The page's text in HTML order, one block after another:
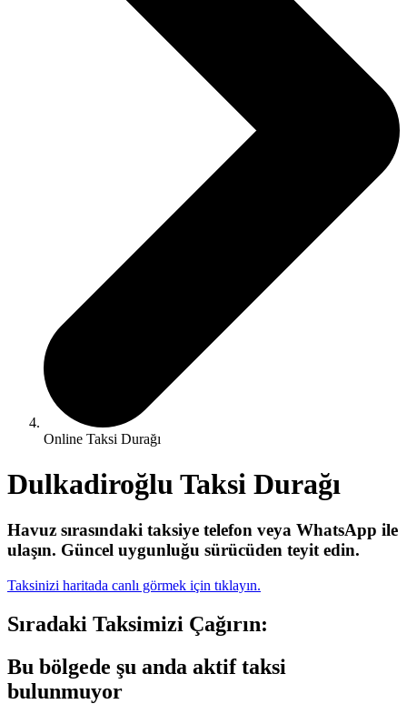
Online Taksi Durağı
Dulkadiroğlu Taksi Durağı
Havuz sırasındaki taksiye telefon veya WhatsApp ile
ulaşın. Güncel uygunluğu sürücüden teyit edin.
Taksinizi haritada canlı görmek için tıklayın.
Sıradaki Taksimizi Çağırın:
Bu bölgede şu anda aktif taksi
bulunmuyor